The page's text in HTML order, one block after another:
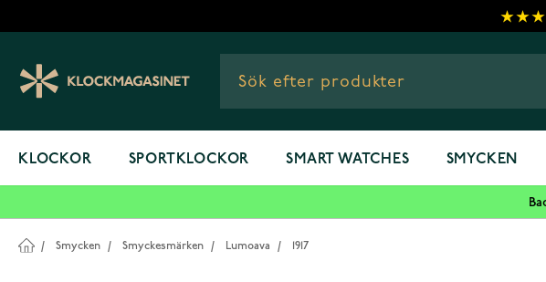
KLOCKOR SPORTKLOCKOR SMART WATCHES SMYCKEN
/ Smycken / Smyckesmärken / Lumoava / 1917